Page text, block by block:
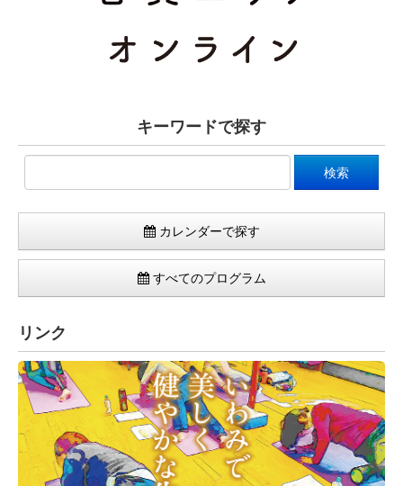
キーワードで探す
カレンダーで探す
すべてのプログラム
リンク